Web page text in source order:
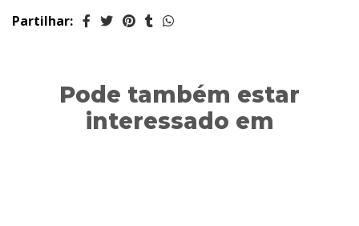
Partilhar:
Pode também estar
interessado em